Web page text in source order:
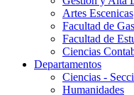
Artes Escenicas
Facultad de
Facultad de
Ciencias
Departamentos
Ciencias -
Humanidades